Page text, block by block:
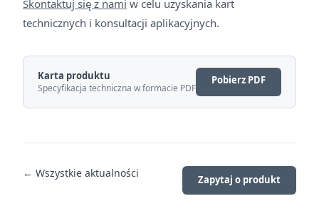
Skontaktuj się z nami w celu uzyskania kart
technicznych i konsultacji aplikacyjnych.
Karta produktu
Specyfikacja techniczna w formacie PDF
Pobierz PDF
← Wszystkie aktualności Zapytaj o produkt